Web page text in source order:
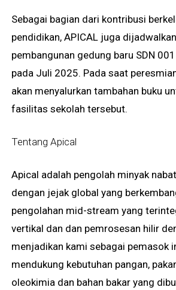
Sebagai bagian dari kontribusi
pendidikan, APICAL juga
pembangunan gedung baru SDN
pada Juli 2025. Pada saat
akan menyalurkan tambahan buku
fasilitas sekolah tersebut.
Tentang Apical
Apical adalah pengolah minyak
dengan jejak global yang
pengolahan mid-stream yang
vertikal dan dan pemrosesan hilir
menjadikan kami sebagai pemasok
mendukung kebutuhan pangan,
oleokimia dan bahan bakar yang